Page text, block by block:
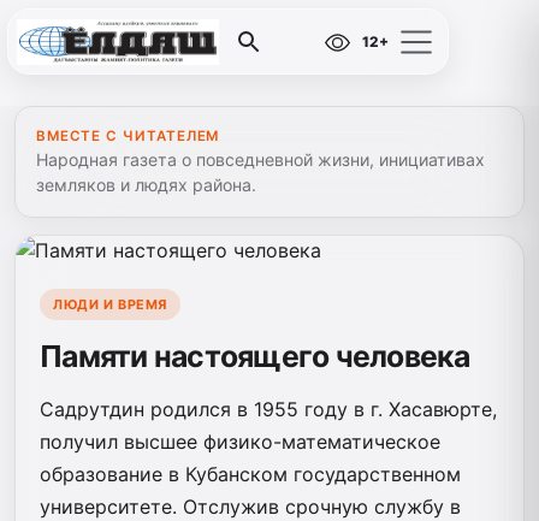
12+
ВМЕСТЕ С ЧИТАТЕЛЕМ
Народная газета о повседневной жизни, инициативах
земляков и людях района.
ЛЮДИ И ВРЕМЯ
Памяти настоящего человека
Садрутдин родился в 1955 году в г. Хасавюрте,
получил высшее физико-математическое
образование в Кубанс­ком государственном
университете. Отслужив срочную службу в